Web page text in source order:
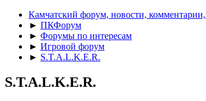
Камчатский форум, новости,
► ПКФорум
► Форумы по интересам
► Игровой форум
► S.T.A.L.K.E.R.
S.T.A.L.K.E.R.